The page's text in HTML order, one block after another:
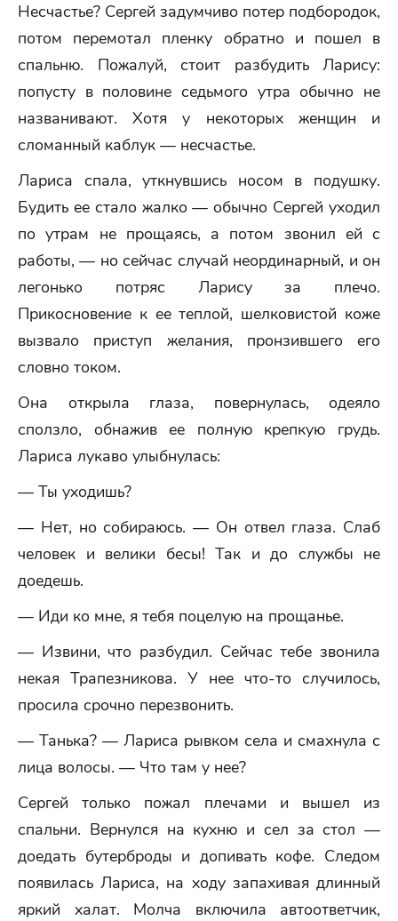
Несчастье? Сергей задумчиво потер подбородок,
потом перемотал пленку обратно и пошел в
спальню. Пожалуй, стоит разбудить Ларису:
попусту в половине седьмого утра обычно не
названивают. Хотя у некоторых женщин и
сломанный каблук — несчастье.
Лариса спала, уткнувшись носом в подушку.
Будить ее стало жалко — обычно Сергей уходил
по утрам не прощаясь, а потом звонил ей с
работы, — но сейчас случай неординарный, и он
легонько потряс Ларису за плечо.
Прикосновение к ее теплой, шелковистой коже
вызвало приступ желания, пронзившего его
словно током.
Она открыла глаза, повернулась, одеяло
сползло, обнажив ее полную крепкую грудь.
Лариса лукаво улыбнулась:
— Ты уходишь?
— Нет, но собираюсь. — Он отвел глаза. Слаб
человек и велики бесы! Так и до службы не
доедешь.
— Иди ко мне, я тебя поцелую на прощанье.
— Извини, что разбудил. Сейчас тебе звонила
некая Трапезникова. У нее что-то случилось,
просила срочно перезвонить.
— Танька? — Лариса рывком села и смахнула с
лица волосы. — Что там у нее?
Сергей только пожал плечами и вышел из
спальни. Вернулся на кухню и сел за стол —
доедать бутерброды и допивать кофе. Следом
появилась Лариса, на ходу запахивая длинный
яркий халат. Молча включила автоответчик,